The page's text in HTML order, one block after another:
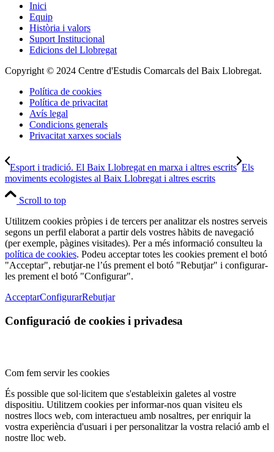
Inici
Equip
Història i valors
Suport Institucional
Edicions del Llobregat
Copyright © 2024 Centre d'Estudis Comarcals del Baix Llobregat.
Política de cookies
Política de privacitat
Avís legal
Condicions generals
Privacitat xarxes socials
Esport i tradició. El Baix Llobregat en marxa i altres escrits Els
moviments ecologistes al Baix Llobregat i altres escrits
Scroll to top
Utilitzem cookies pròpies i de tercers per analitzar els nostres serveis
segons un perfil elaborat a partir dels vostres hàbits de navegació
(per exemple, pàgines visitades). Per a més informació consulteu la
política de cookies. Podeu acceptar totes les cookies prement el botó
"Acceptar", rebutjar-ne l’ús prement el botó "Rebutjar" i configurar-
les prement el botó "Configurar".
AcceptarConfigurarRebutjar
Configuració de cookies i privadesa
Com fem servir les cookies
És possible que sol·licitem que s'estableixin galetes al vostre
dispositiu. Utilitzem cookies per informar-nos quan visiteu els
nostres llocs web, com interactueu amb nosaltres, per enriquir la
vostra experiència d'usuari i per personalitzar la vostra relació amb el
nostre lloc web.